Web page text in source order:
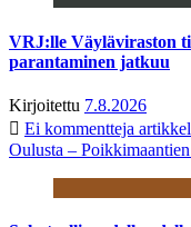
VRJ:lle Väyläviraston
parantaminen jatkuu
Kirjoitettu 7.8.2026
Ei kommentteja
Oulusta –